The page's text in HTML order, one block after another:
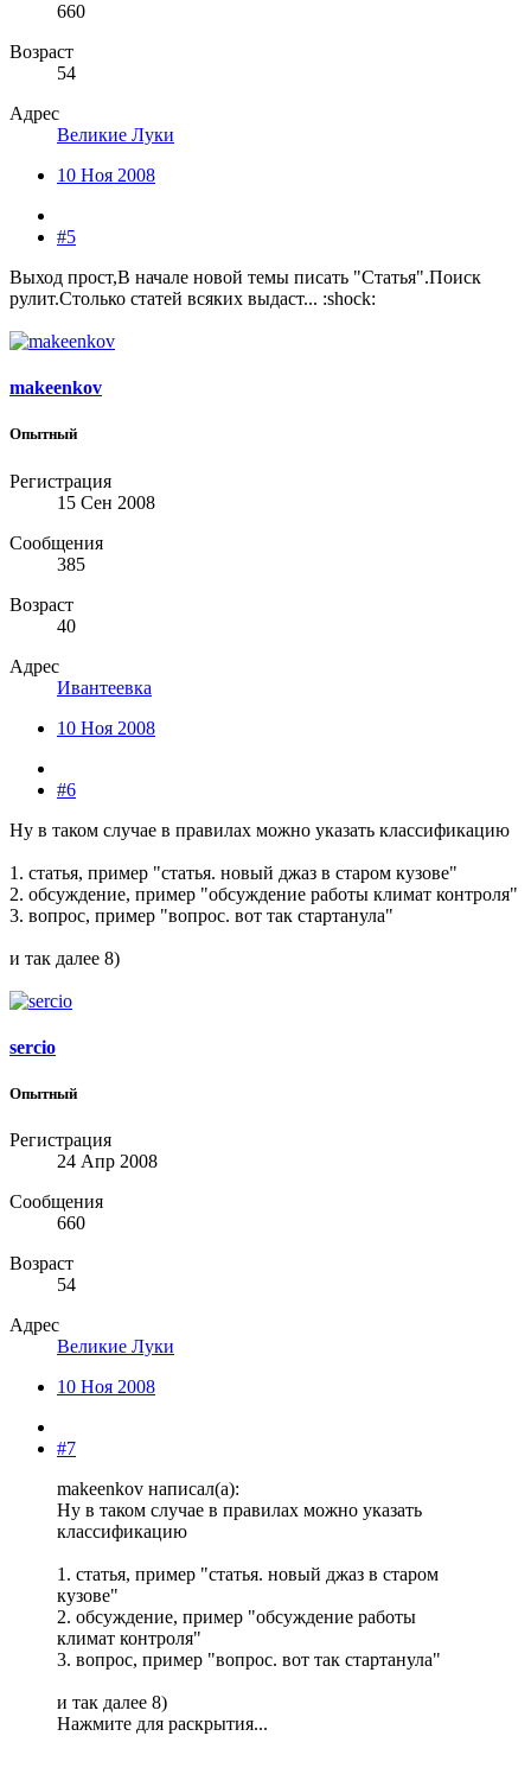
660
Возраст
54
Адрес
Великие Луки
10 Ноя 2008
#5
Выход прост,В начале новой темы писать "Статья".Поиск
рулит.Столько статей всяких выдаст... :shock:
makeenkov
Опытный
Регистрация
15 Сен 2008
Сообщения
385
Возраст
40
Адрес
Ивантеевка
10 Ноя 2008
#6
Ну в таком случае в правилах можно указать классификацию
1. статья, пример "статья. новый джаз в старом кузове"
2. обсуждение, пример "обсуждение работы климат контроля"
3. вопрос, пример "вопрос. вот так стартанула"
и так далее 8)
sercio
Опытный
Регистрация
24 Апр 2008
Сообщения
660
Возраст
54
Адрес
Великие Луки
10 Ноя 2008
#7
makeenkov написал(а):
Ну в таком случае в правилах можно указать
классификацию
1. статья, пример "статья. новый джаз в старом
кузове"
2. обсуждение, пример "обсуждение работы
климат контроля"
3. вопрос, пример "вопрос. вот так стартанула"
и так далее 8)
Нажмите для раскрытия...